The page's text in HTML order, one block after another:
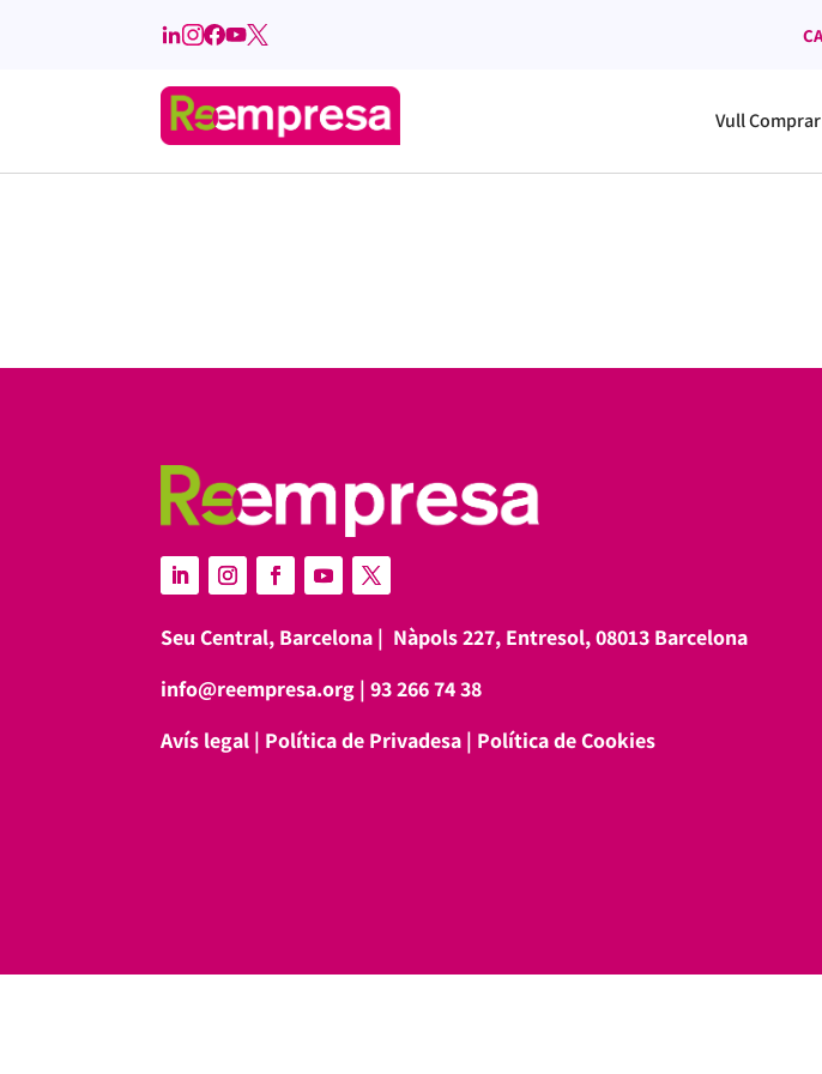
Vull Comprar
Seu Central, Barcelona | Nàpols 227, Entresol, 08013 Barcelona
info@reempresa.org |93 266 74 38
Avís legal | Política de Privadesa | Política de Cookies